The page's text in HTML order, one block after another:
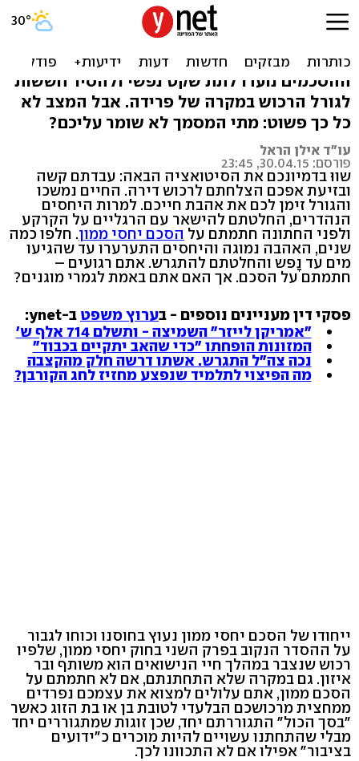
למרות הסכם ממון: זוגות
עדיין מגיעים למשפט
ההסכמים נועדו לתת שקט נפשי ולהסיר חששות
לגורל הרכוש במקרה של פרידה. אבל המצב לא
כל כך פשוט: מתי המסמך לא שומר עליכם?
עו"ד אילן הראל
פורסם: 30.04.15, 23:45
שווּ בדמיונכם את הסיטואציה הבאה: עבדתם קשה
ובזיעת אפכם הצלחתם לרכוש דירה. החיים נמשכו
והגורל זימן לכם את אהבת חייכם. למרות היחסים
הנהדרים, החלטתם להישאר עם הרגליים על הקרקע
ולפני החתונה חתמתם על הסכם יחסי ממון. חלפו כמה
שנים, האהבה נמוגה והיחסים התערערו עד שהגיעו
מים עד נָפש והחלטתם להתגרש. אתם רגועים –
חתמתם על הסכם. אך האם אתם באמת לגמרי מוגנים?
פסקי דין מעניינים נוספים - בערוץ משפט ב-ynet:
"אמריקן לייזר" השמיצה - ותשלם 714 אלף ש'
המזונות הופחתו "כדי שהאב יתקיים בכבוד"
נכה צה"ל התגרש. אשתו דרשה חלק מהקצבה
מה הפיצוי לתלמיד שנפצע מחזיז לחג הקורבן?
ייחודו של הסכם יחסי ממון נעוץ בחוסנו וכוחו לגבור
על ההסדר הנקוב בפרק השני בחוק יחסי ממון, שלפיו
רכוש שנצבר במהלך חיי הנישואים הוא משותף ובר
איזון. גם במקרה שלא התחתנתם, אם לא חתמתם על
הסכם ממון, אתם עלולים למצוא את עצמכם נפרדים
ממחצית מרכושכם הבלעדי לטובת בן או בת הזוג כאשר
"בסך הכול" התגוררתם יחד, שכן זוגות שמתגוררים יחד
מבלי שהתחתנו עשויים להיות מוכרים כ"ידועים
בציבור" אפילו אם לא התכוונו לכך.